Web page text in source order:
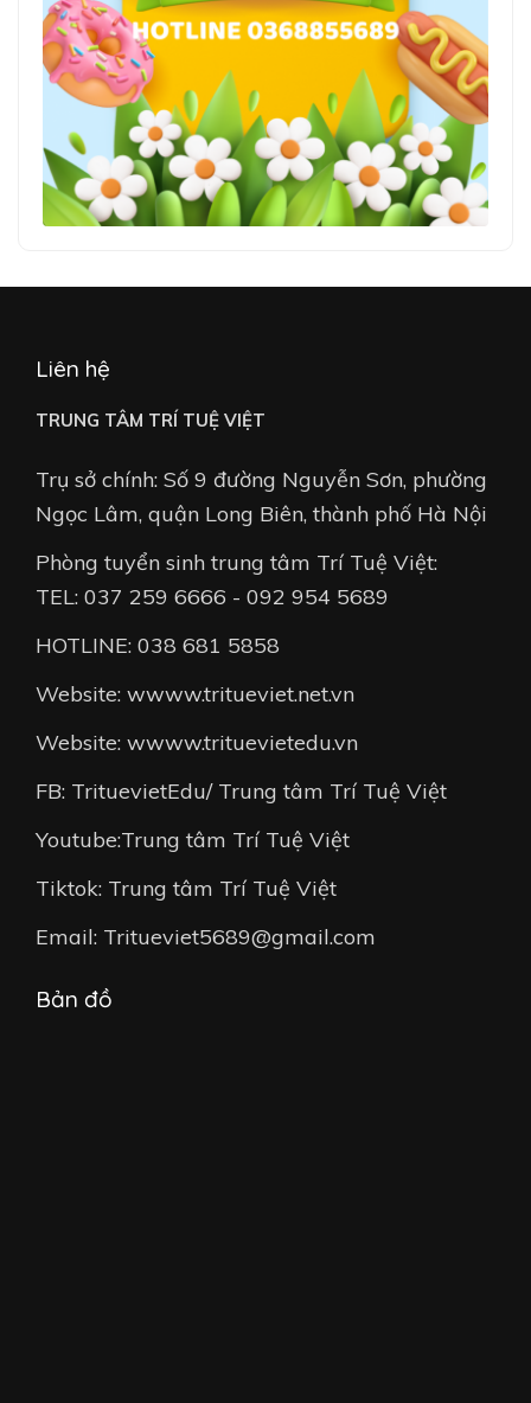
Liên hệ
TRUNG TÂM TRÍ TUỆ VIỆT
Trụ sở chính: Số 9 đường Nguyễn Sơn, phường
Ngọc Lâm, quận Long Biên, thành phố Hà Nội
Phòng tuyển sinh trung tâm Trí Tuệ Việt:
TEL: 037 259 6666 - 092 954 5689
HOTLINE: 038 681 5858
Website: wwww.tritueviet.net.vn
Website: wwww.trituevietedu.vn
FB: TrituevietEdu/ Trung tâm Trí Tuệ Việt
Youtube:Trung tâm Trí Tuệ Việt
Tiktok: Trung tâm Trí Tuệ Việt
Email: Tritueviet5689@gmail.com
Bản đồ